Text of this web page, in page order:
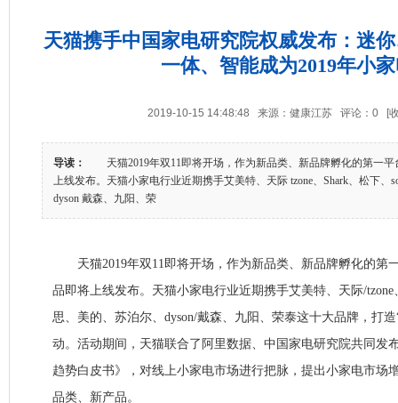
天猫携手中国家电研究院权威发布：迷
一体、智能成为2019年小
2019-10-15 14:48:48 来源：健康江苏 评论： 0 [
导读：
天猫2019年双11即将开场，作为新品类、新品牌孵化的第一平
上线发布。天猫小家电行业近期携手艾美特、天际 tzone、Shark、松下、
dyson 戴森、九阳、荣
天猫2019年双11即将开场，作为新品类、新品牌孵化的第
品即将上线发布。天猫小家电行业近期携手艾美特、天际/tzone
思、美的、苏泊尔、dyson/戴森、九阳、荣泰这十大品牌，打
动。活动期间，天猫联合了阿里数据、中国家电研究院共同发
趋势白皮书》，对线上小家电市场进行把脉，提出小家电市场
品类、新产品。